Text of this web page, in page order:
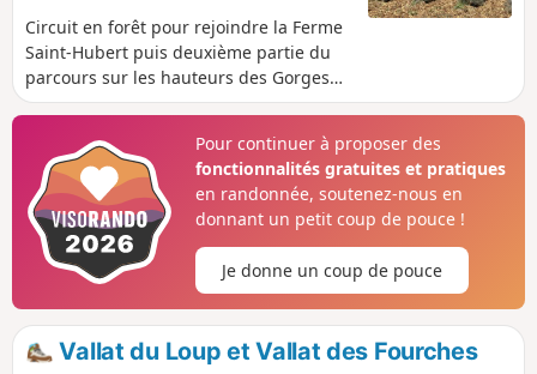
Circuit en forêt pour rejoindre la Ferme
Saint-Hubert puis deuxième partie du
parcours sur les hauteurs des Gorges
de la Nesque.
Pour continuer à proposer des
fonctionnalités gratuites et pratiques
en randonnée, soutenez-nous en
donnant un petit coup de pouce !
Je donne un coup de pouce
Vallat du Loup et Vallat des Fourches